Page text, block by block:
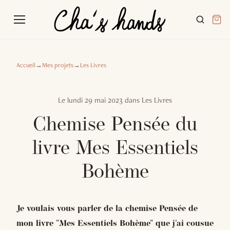
Accueil→Mes projets→Les Livres
Le lundi 29 mai 2023 dans Les Livres
Chemise Pensée du
livre Mes Essentiels
Bohème
Je voulais vous parler de la chemise Pensée de
mon livre "Mes Essentiels Bohème" que j'ai cousue